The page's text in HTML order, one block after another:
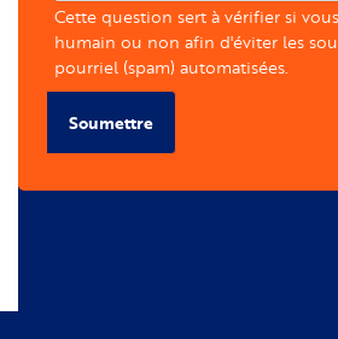
Cette question sert à vérifier si
humain ou non afin d'éviter les
pourriel (spam) automatisées.
Soumettre